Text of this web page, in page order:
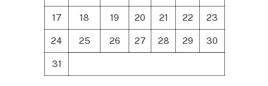
17 18 19 20 21 22 23
24 25 26 27 28 29 30
31